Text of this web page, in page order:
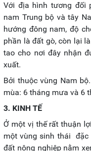
Với địa hình tương đối
nam Trung bộ và tây
hướng đông nam, độ
phần là đất gò, còn lại
tao cho nơi đây nhận
xuất.
Bởi thuộc vùng Nam
mùa: 6 tháng mưa và 6
3. KINH TẾ
Ở một vị thế rất thuận
một vùng sinh thái đặc
đất nông nghiệp nằm